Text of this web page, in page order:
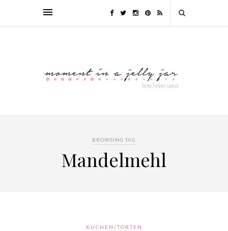
BROWSING TAG
Mandelmehl
KUCHEN/TORTEN